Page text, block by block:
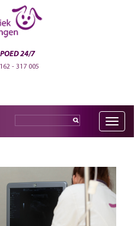
24/7
- 317 005
Toggle